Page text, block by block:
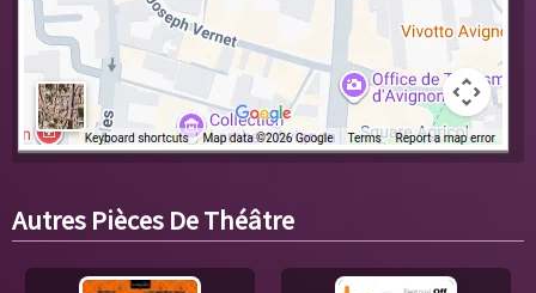
Autres Pièces De Théâtre